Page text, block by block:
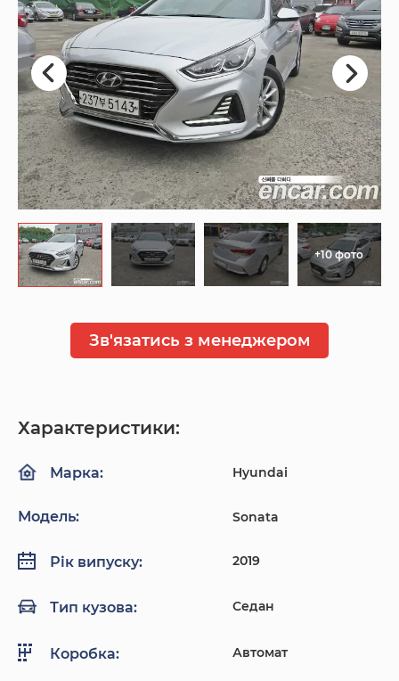
+10 фото
Зв'язатись з менеджером
Характеристики:
Марка: Hyundai
Модель: Sonata
Рік випуску: 2019
Тип кузова: Седан
Коробка: Автомат